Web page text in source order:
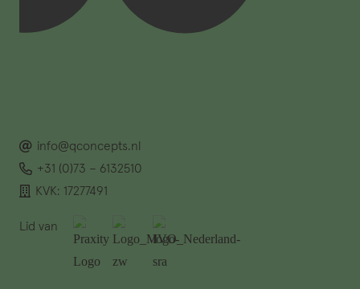
info@qconcepts.nl
+31 (0)73 – 6132510
KVK: 17277491
Lid van